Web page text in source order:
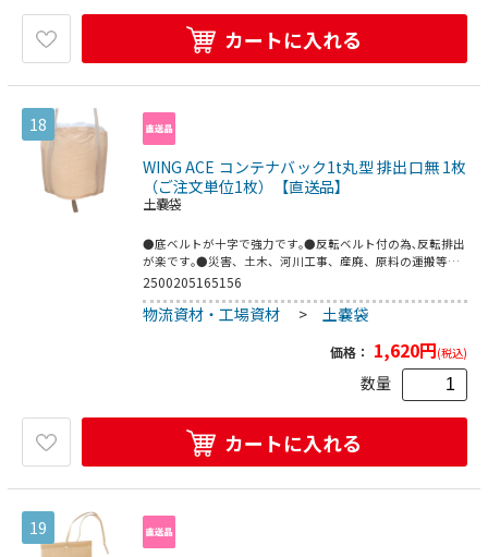
カートに入れる
18
WING ACE コンテナバック1t丸型 排出口無 1枚
（ご注文単位1枚）【直送品】
土嚢袋
●底ベルトが十字で強力です｡●反転ベルト付の為､反転排出
が楽です｡●災害、土木、河川工事、産廃、原料の運搬等。
●縦(mm):1100●横(mm):1100●排出口:なし●最大充填荷重
い､再生原料混タイプ●ポリプロピレン
2500205165156
物流資材・工場資材 > 土嚢袋
価格： 1,620円(税込)
数量
カートに入れる
19